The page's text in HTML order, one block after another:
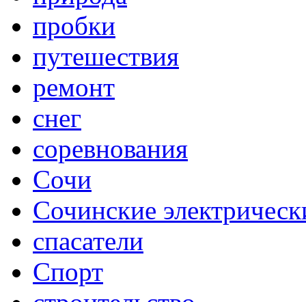
пробки
путешествия
ремонт
снег
соревнования
Сочи
Сочинские
спасатели
Спорт